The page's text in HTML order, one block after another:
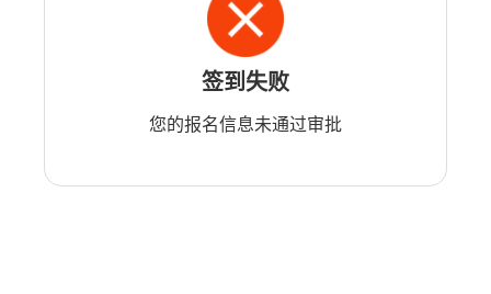
签到失败
您的报名信息未通过审批